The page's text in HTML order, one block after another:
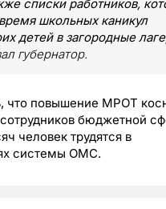
списки работников,
школьных каникул
детей в загородные
губернатор.
что повышение МРОТ
бюджетной
человек трудятся в
системы ОМС.